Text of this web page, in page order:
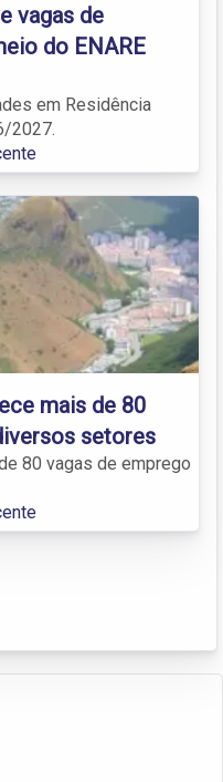
vagas de
do ENARE
em Residência
2027.
mais de 80
setores
80 vagas de emprego